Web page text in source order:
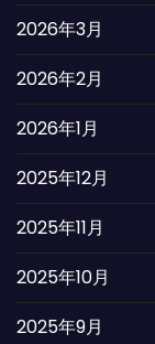
2026年3月
2026年2月
2026年1月
2025年12月
2025年11月
2025年10月
2025年9月